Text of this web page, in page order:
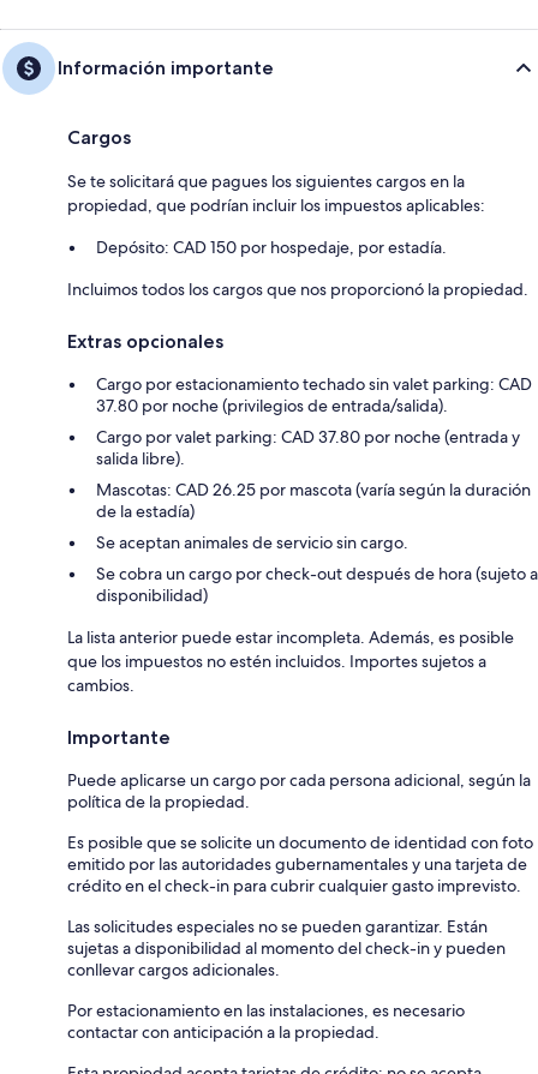
Información importante
Cargos
Se te solicitará que pagues los siguientes cargos en la
propiedad, que podrían incluir los impuestos aplicables:
Depósito: CAD 150 por hospedaje, por estadía.
Incluimos todos los cargos que nos proporcionó la propiedad.
Extras opcionales
Cargo por estacionamiento techado sin valet parking: CAD
37.80 por noche (privilegios de entrada/salida).
Cargo por valet parking: CAD 37.80 por noche (entrada y
salida libre).
Mascotas: CAD 26.25 por mascota (varía según la duración
de la estadía)
Se aceptan animales de servicio sin cargo.
Se cobra un cargo por check-out después de hora (sujeto a
disponibilidad)
La lista anterior puede estar incompleta. Además, es posible
que los impuestos no estén incluidos. Importes sujetos a
cambios.
Importante
Puede aplicarse un cargo por cada persona adicional, según la
política de la propiedad.
Es posible que se solicite un documento de identidad con foto
emitido por las autoridades gubernamentales y una tarjeta de
crédito en el check-in para cubrir cualquier gasto imprevisto.
Las solicitudes especiales no se pueden garantizar. Están
sujetas a disponibilidad al momento del check-in y pueden
conllevar cargos adicionales.
Por estacionamiento en las instalaciones, es necesario
contactar con anticipación a la propiedad.